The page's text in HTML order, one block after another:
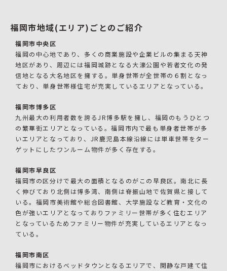
福岡市地域(エリア)ごとのご紹介
福岡市中央区
福岡の中心地であり、多くの商業施設や企業ビルの集まる天神
地区があり、周辺には福岡城跡となる大濠公園や若者文化の発
信地となる大名地区を擁する。単身世帯が全世帯の６割となっ
ており、単身世帯様住宅が充実しているエリアとなっている。
福岡市博多区
九州最大の利用者数を誇るJR博多駅を擁し、福岡のもうひとつ
の繁華街エリアとなっている。福岡市内で最も単身者世帯が多
いエリアとなっており、JR鹿児島本線沿線には単車世帯をター
ゲットにしたワンルーム物件が多く存在する。
福岡市早良区
福岡市の区分けで最大の面積となるのがこの早良区。南北に長
く伸びており北側は博多湾、南側は脊振山地で佐賀県と接して
いる。福岡市美術館や総合図書館、大学施設など教育・文化の
色が強いエリアとなっておりファミリー世帯が多く住むエリア
となっているためファミリー物件が充実しているエリアとなっ
ている。
福岡市南区
福岡市におけるベッドタウンとなるエリアで、閑静な戸建て住